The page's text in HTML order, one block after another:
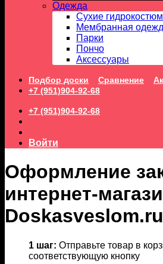
Одежда
Сухие
Мембранная
Парки
Пончо
Аксессуары
Подбор доски Сравнение
+7 (951)904-92-68
+7 (951)904-92-68
Войти
Оформление
интернет-
Doskasveslom.ru
1 шаг: Отправьте товар в
соответствующую кнопку